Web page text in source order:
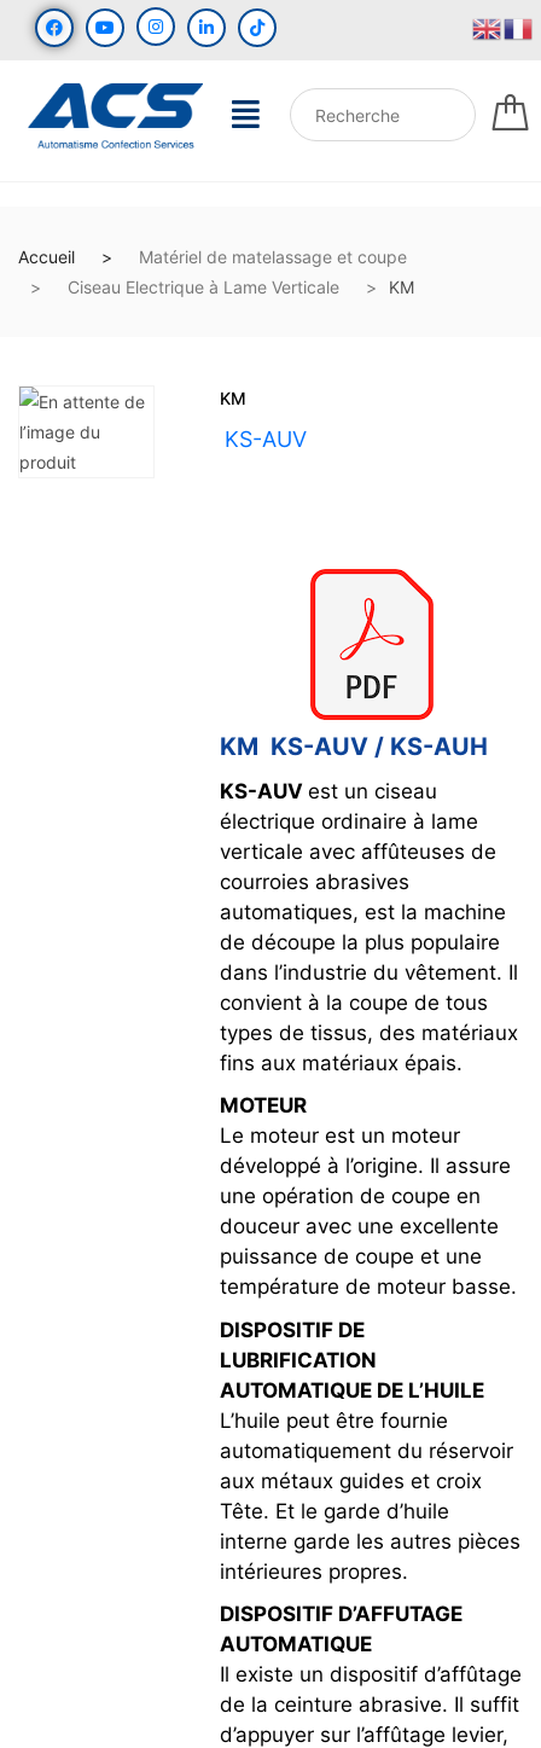
Accueil
Matériel de matelassage et coupe
Ciseau Electrique à Lame Verticale
KM
KM
KS-AUV
KM KS-AUV / KS-AUH
KS-AUVest un ciseau
électrique ordinaire à lame
verticale avec affûteuses de
courroies abrasives
automatiques, est la machine
de découpe la plus populaire
dans l’industrie du vêtement. Il
convient à la coupe de tous
types de tissus, des matériaux
fins aux matériaux épais.
MOTEUR
Le moteur est un moteur
développé à l’origine. Il assure
une opération de coupe en
douceur avec une excellente
puissance de coupe et une
température de moteur basse.
DISPOSITIF DE
LUBRIFICATION
AUTOMATIQUE DE L’HUILE
L’huile peut être fournie
automatiquement du réservoir
aux métaux guides et croix
Tête. Et le garde d’huile
interne garde les autres pièces
intérieures propres.
DISPOSITIF D’AFFUTAGE
AUTOMATIQUE
Il existe un dispositif d’affûtage
de la ceinture abrasive. Il suffit
d’appuyer sur l’affûtage levier,